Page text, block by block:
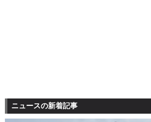
ニュースの新着記事